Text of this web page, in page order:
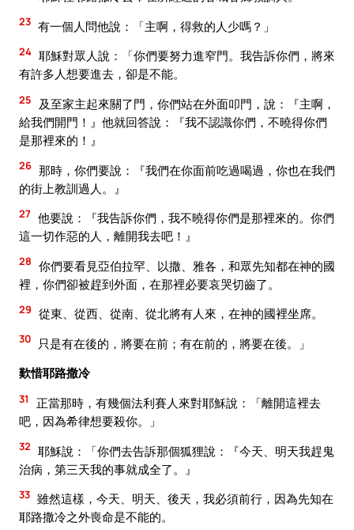
23 有一個人問他說：「主啊，得救的人少嗎？」
24 耶穌對眾人說：「你們要努力進窄門。我告訴你們，將來
有許多人想要進去，卻是不能。
25
及至家主起來關了門，你們站在外面叩門，說：『主啊，
給我們開門！』他就回答說：『我不認識你們，不曉得你們
是那裡來的！』
26 那時，你們要說：『我們在你面前吃過喝過，你也在我們
的街上教訓過人。』
27 他要說：『我告訴你們，我不曉得你們是那裡來的。你們
這一切作惡的人，離開我去吧！』
28 你們要看見亞伯拉罕、以撒、雅各，和眾先知都在神的國
裡，你們卻被趕到外面，在那裡必要哀哭切齒了。
29 從東、從西、從南、從北將有人來，在神的國裡坐席。
30
只是有在後的，將要在前；有在前的，將要在後。」
歎惜耶路撒冷
31
正當那時，有幾個法利賽人來對耶穌說：「離開這裡去
吧，因為希律想要殺你。」
32 耶穌說：「你們去告訴那個狐狸說：『今天、明天我趕鬼
治病，第三天我的事就成全了。』
33 雖然這樣，今天、明天、後天，我必須前行，因為先知在
耶路撒冷之外喪命是不能的。